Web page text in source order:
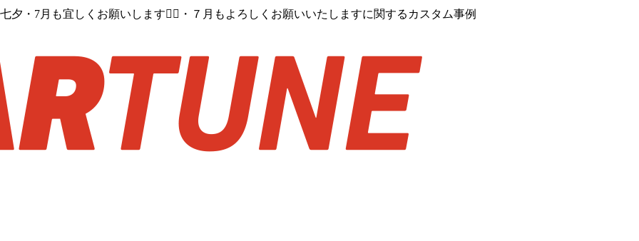
・7月も宜しくお願いします🙇‍♂️・７月もよろしくお願いいたしますに関するカスタム事例